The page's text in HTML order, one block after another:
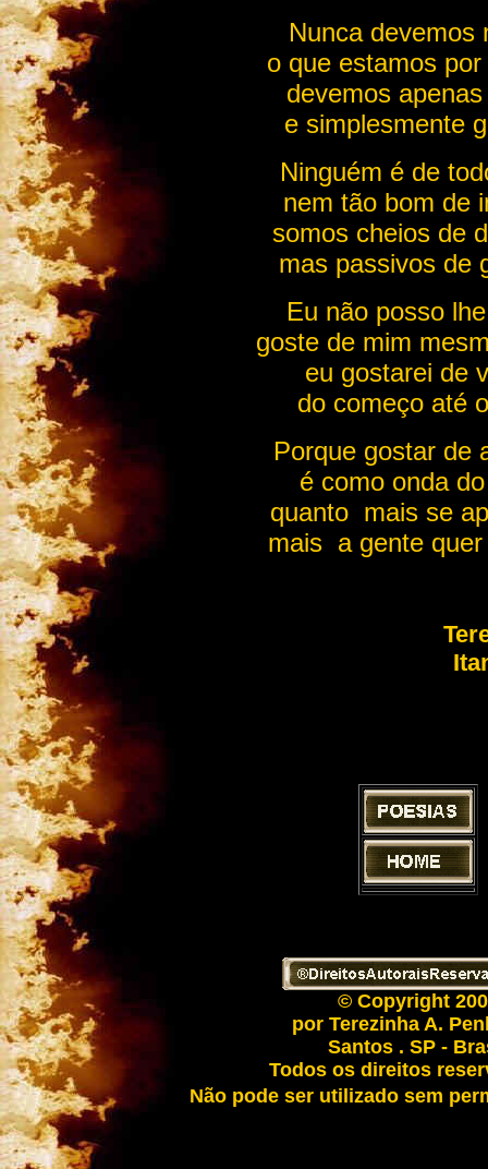
Nunca devemos
o que estamos
devemos
e simplesmente
Ninguém é de
nem tão bom de
somos cheios de
mas passivos de
Eu não posso
goste de mim
eu gostarei de
do começo até
Porque gostar de
é como onda
quanto mais se
mais a gente quer
© Copyright
por Terezinha A.
Santos . SP -
Todos os direitos
Não pode ser utilizado sem